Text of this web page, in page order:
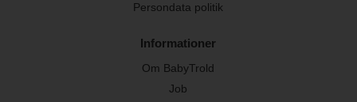
Persondata politik
Informationer
Om BabyTrold
Job